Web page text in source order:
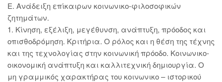
Ε. Ανάδειξη επίκαιρων κοινωνικο-φιλοσοφικών
ζητημάτων.
1. Κίνηση, εξέλιξη, μεγέθυνση, ανάπτυξη, πρόοδος και
οπισθοδρόμηση. Κριτήρια. Ο ρόλος και η θέση της τέχνης
και της τεχνολογίας στην κοινωνική πρόοδο. Κοινωνικο-
οικονομική ανάπτυξη και καλλιτεχνική δημιουργία. Ο
μη γραμμικός χαρακτήρας του κοινωνικο – ιστορικού